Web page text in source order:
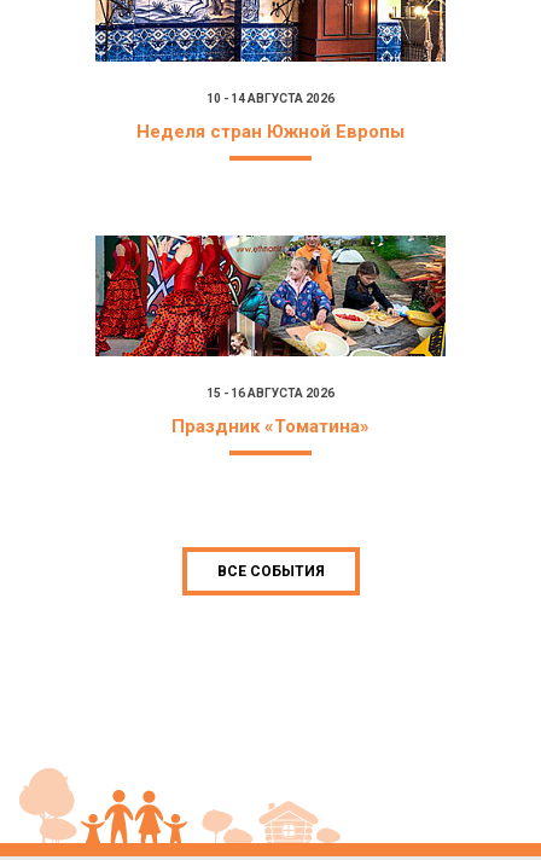
10 - 14 АВГУСТА 2026
Неделя стран Южной Европы
15 - 16 АВГУСТА 2026
Праздник «Томатина»
ВСЕ СОБЫТИЯ